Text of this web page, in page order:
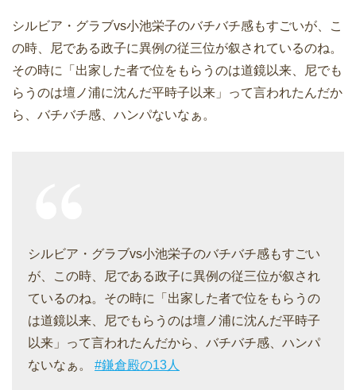
シルビア・グラブvs小池栄子のバチバチ感もすごいが、こ
の時、尼である政子に異例の従三位が叙されているのね。
その時に「出家した者で位をもらうのは道鏡以来、尼でも
らうのは壇ノ浦に沈んだ平時子以来」って言われたんだか
ら、バチバチ感、ハンパないなぁ。
シルビア・グラブvs小池栄子のバチバチ感もすごい
が、この時、尼である政子に異例の従三位が叙され
ているのね。その時に「出家した者で位をもらうの
は道鏡以来、尼でもらうのは壇ノ浦に沈んだ平時子
以来」って言われたんだから、バチバチ感、ハンパ
ないなぁ。 #鎌倉殿の13人